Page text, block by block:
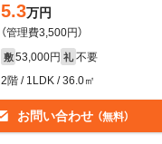
5.3万円
（管理費3,500円）
敷 53,000円 礼 不要
2階 / 1LDK / 36.0㎡
お問い合わせ （無料）